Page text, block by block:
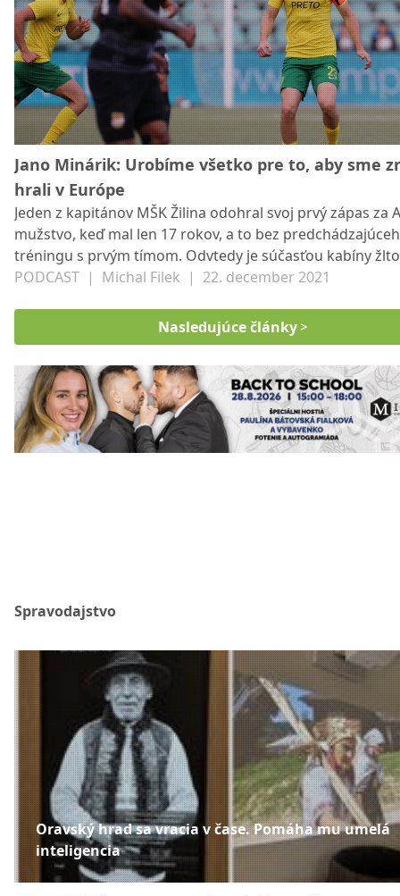
Jano Minárik: Urobíme všetko pre to, aby sme
hrali v Európe
Jeden z kapitánov MŠK Žilina odohral svoj prvý zápas za
mužstvo, keď mal len 17 rokov, a to bez
tréningu s prvým tímom. Odvtedy je súčasťou kabíny
zelených. Veľmi rád by s klubom získal trofej a okúsil aj
postúpil do najvyššej súťaže. FOTO: MŠK Žilina
PODCAST | Michal Filek | 22. december 2021
Nasledujúce články
Spravodajstvo
Oravský hrad sa vracia v čase. Pomáha mu umelá
inteligencia